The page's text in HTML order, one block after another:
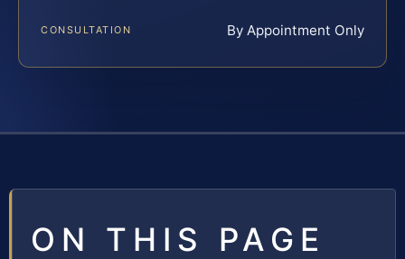
CONSULTATION By Appointment Only
ON THIS PAGE